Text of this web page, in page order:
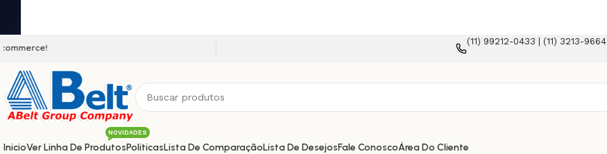
(11) 99212-0433 | (11) 3213-9664
InicioVer Linha De Produtos
NOVIDADES
PolíticasLista De ComparaçãoLista De DesejosFale ConoscoÁrea Do Cliente